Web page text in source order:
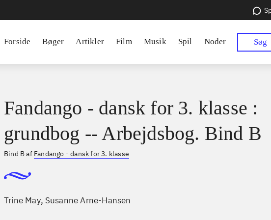
Forside Bøger Artikler Film Musik Spil Noder Søg
Fandango - dansk for 3. klasse :
grundbog -- Arbejdsbog. Bind B
Bind B af Fandango - dansk for 3. klasse
Trine May, Susanne Arne-Hansen